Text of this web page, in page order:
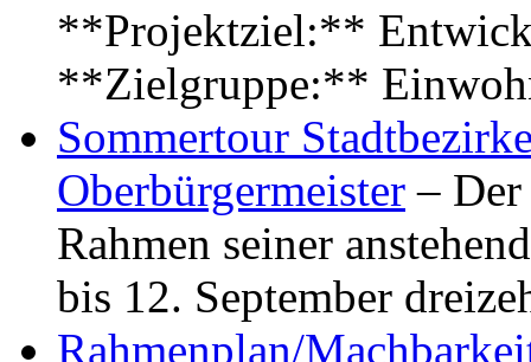
**Projektziel:**
**Zielgruppe:**
Sommertour
Oberbürgermeister –
Rahmen seiner
bis 12. September
Rahmenplan/